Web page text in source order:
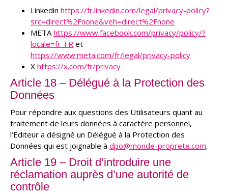
Linkedinhttps://fr.linkedin.com/legal/privacy-policy?
src=direct%2Fnone&veh=direct%2Fnone
METAhttps://www.facebook.com/privacy/policy/?
locale=fr_FR et
https://www.meta.com/fr/legal/privacy-policy
Xhttps://x.com/fr/privacy
Article 18 – Délégué à la Protection des
Données
Pour répondre aux questions des Utilisateurs quant au
traitement de leurs données à caractère personnel,
l’Editeur a désigné un Délégué à la Protection des
Données qui est joignable à dpo@monde-proprete.com.
Article 19 – Droit d’introduire une
réclamation auprès d’une autorité de
contrôle